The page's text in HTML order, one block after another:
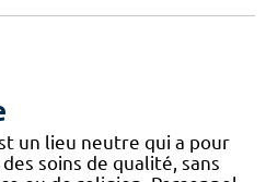
un lieu neutre qui a pour
soins de qualité, sans